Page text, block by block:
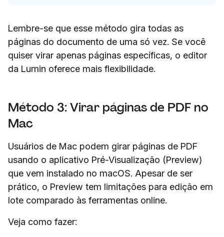
Lembre-se que esse método gira todas as
páginas do documento de uma só vez. Se você
quiser virar apenas páginas específicas, o editor
da Lumin oferece mais flexibilidade.
Método 3: Virar páginas de PDF no
Mac
Usuários de Mac podem girar páginas de PDF
usando o aplicativo Pré-Visualização (Preview)
que vem instalado no macOS. Apesar de ser
prático, o Preview tem limitações para edição em
lote comparado às ferramentas online.
Veja como fazer: